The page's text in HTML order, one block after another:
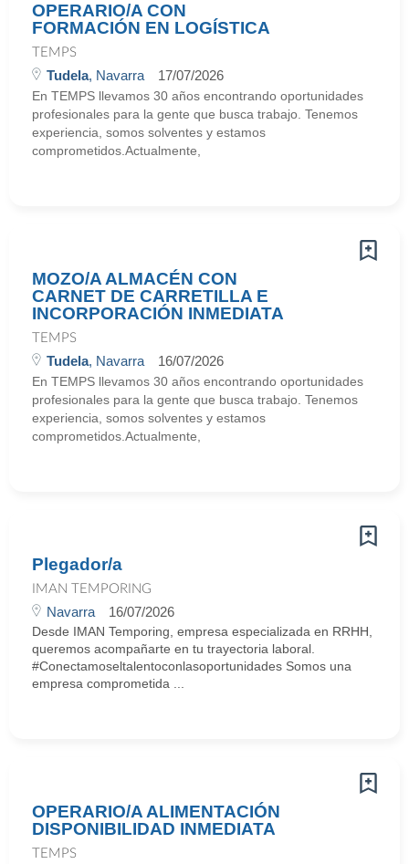
OPERARIO/A CON
FORMACIÓN EN LOGÍSTICA
TEMPS
Tudela, Navarra 17/07/2026
En TEMPS llevamos 30 años encontrando oportunidades
profesionales para la gente que busca trabajo. Tenemos
experiencia, somos solventes y estamos
comprometidos.Actualmente,
MOZO/A ALMACÉN CON
CARNET DE CARRETILLA E
INCORPORACIÓN INMEDIATA
TEMPS
Tudela, Navarra 16/07/2026
En TEMPS llevamos 30 años encontrando oportunidades
profesionales para la gente que busca trabajo. Tenemos
experiencia, somos solventes y estamos
comprometidos.Actualmente,
Plegador/a
IMAN TEMPORING
Navarra 16/07/2026
Desde IMAN Temporing, empresa especializada en RRHH,
queremos acompañarte en tu trayectoria laboral.
#Conectamoseltalentoconlasoportunidades Somos una
empresa comprometida ...
OPERARIO/A ALIMENTACIÓN
DISPONIBILIDAD INMEDIATA
TEMPS